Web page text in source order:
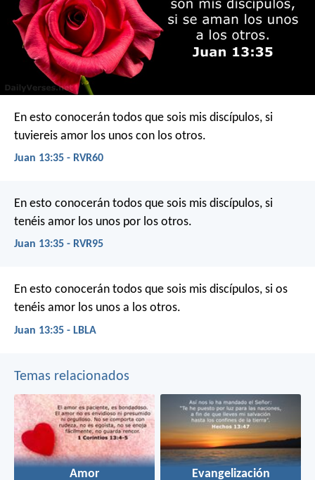
En esto conocerán todos que sois mis discípulos, si
tuviereis amor los unos con los otros.
Juan 13:35 - RVR60
En esto conocerán todos que sois mis discípulos, si
tenéis amor los unos por los otros.
Juan 13:35 - RVR95
En esto conocerán todos que sois mis discípulos, si os
tenéis amor los unos a los otros.
Juan 13:35 - LBLA
Temas relacionados
Amor Evangelización